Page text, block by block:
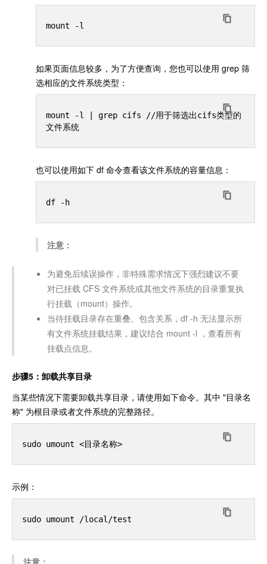
如果页面信息较多，为了方便查询，您也可以使用 grep 筛
选相应的文件系统类型：
mount -l | grep cifs //用于筛选出cifs类型的
也可以使用如下 df 命令查看该文件系统的容量信息：
注意：
为避免后续误操作，非特殊需求情况下强烈建议不要
对已挂载 CFS 文件系统或其他文件系统的目录重复执
行挂载（mount）操作。
当待挂载目录存在重叠、包含关系，df -h 无法显示所
有文件系统挂载结果，建议结合 mount -l ，查看所有
挂载点信息。
步骤5：卸载共享目录
当某些情况下需要卸载共享目录，请使用如下命令。其中 "目录名
称" 为根目录或者文件系统的完整路径。
示例：